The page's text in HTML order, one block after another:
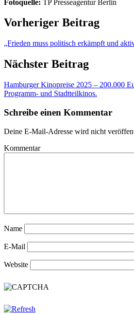
Fotoquelle: TP Presseagentur Berlin
Vorheriger Beitrag
„Frieden muss politisch erkämpft und
Nächster Beitrag
Hamburger Kinopreise 2025 – 200.000
Programm- und Stadtteilkinos.
Schreibe einen Kommentar
Deine E-Mail-Adresse wird nicht
Kommentar
Name
E-Mail
Website